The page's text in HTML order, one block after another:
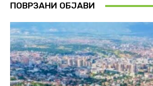
ПОВРЗАНИ ОБЈАВИ